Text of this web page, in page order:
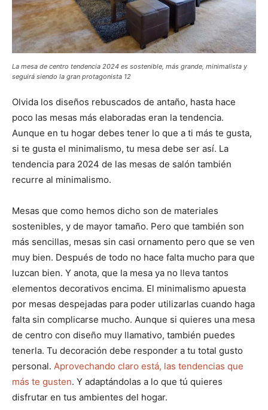
La mesa de centro tendencia 2024 es sostenible, más grande, minimalista y
seguirá siendo la gran protagonista 12
Olvida los diseños rebuscados de antaño, hasta hace
poco las mesas más elaboradas eran la tendencia.
Aunque en tu hogar debes tener lo que a ti más te gusta,
si te gusta el minimalismo, tu mesa debe ser así. La
tendencia para 2024 de las mesas de salón también
recurre al minimalismo.
Mesas que como hemos dicho son de materiales
sostenibles, y de mayor tamaño. Pero que también son
más sencillas, mesas sin casi ornamento pero que se ven
muy bien. Después de todo no hace falta mucho para que
luzcan bien. Y anota, que la mesa ya no lleva tantos
elementos decorativos encima. El minimalismo apuesta
por mesas despejadas para poder utilizarlas cuando haga
falta sin complicarse mucho. Aunque si quieres una mesa
de centro con diseño muy llamativo, también puedes
tenerla. Tu decoración debe responder a tu total gusto
personal. Aprovechando claro está, las tendencias que
más te gusten. Y adaptándolas a lo que tú quieres
disfrutar en tus ambientes del hogar.